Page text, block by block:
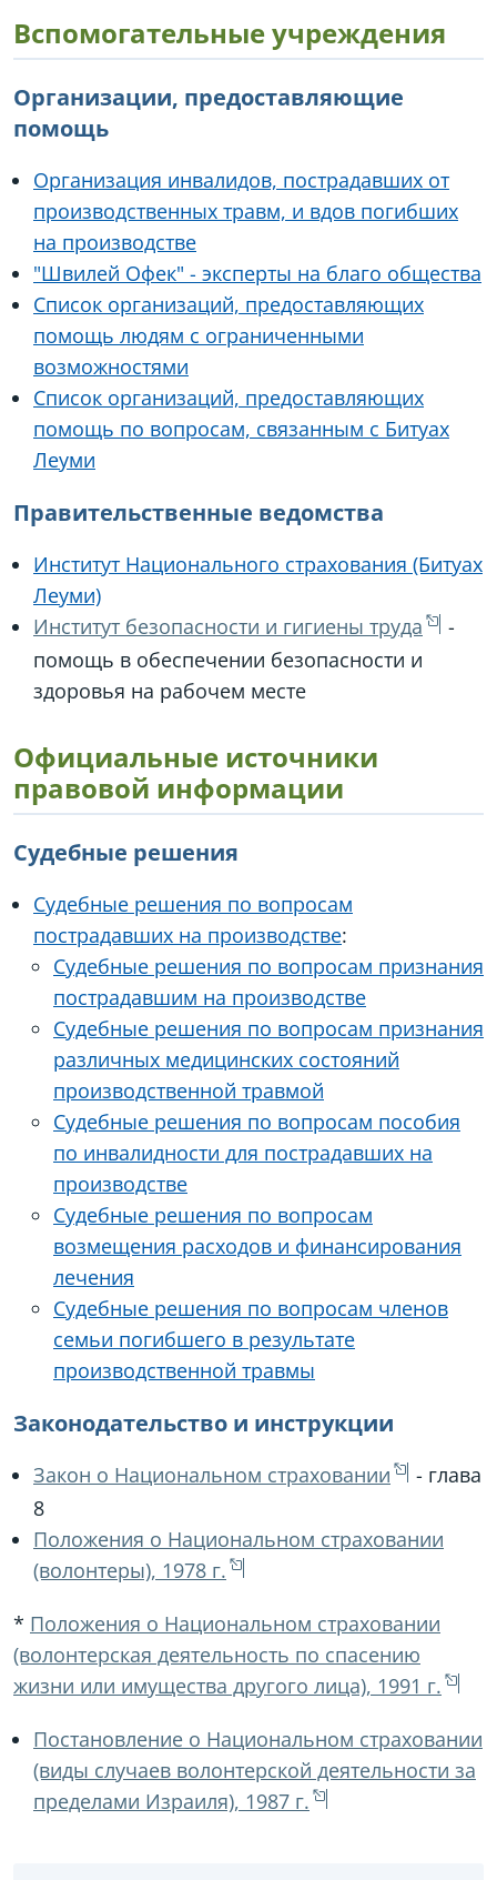
Вспомогательные учреждения
Организации, предоставляющие
помощь
Организация инвалидов, пострадавших от
производственных травм, и вдов погибших
на производстве
"Швилей Офек" - эксперты на благо общества
Список организаций, предоставляющих
помощь людям с ограниченными
возможностями
Список организаций, предоставляющих
помощь по вопросам, связанным с Битуах
Леуми
Правительственные ведомства
Институт Национального страхования (Битуах
Леуми)
Институт безопасности и гигиены труда
-
помощь в обеспечении безопасности и
здоровья на рабочем месте
Официальные источники
правовой информации
Судебные решения
Судебные решения по вопросам
пострадавших на производстве:
Судебные решения по вопросам признания
пострадавшим на производстве
Судебные решения по вопросам признания
различных медицинских состояний
производственной травмой
Судебные решения по вопросам пособия
по инвалидности для пострадавших на
производстве
Судебные решения по вопросам
возмещения расходов и финансирования
лечения
Судебные решения по вопросам членов
семьи погибшего в результате
производственной травмы
Законодательство и инструкции
Закон о Национальном страховании
- глава
8
Положения о Национальном страховании
(волонтеры), 1978 г.
‏* Положения о Национальном страховании
(волонтерская деятельность по спасению
жизни или имущества другого лица), 1991 г.
Постановление о Национальном страховании
(виды случаев волонтерской деятельности за
пределами Израиля), 1987 г.